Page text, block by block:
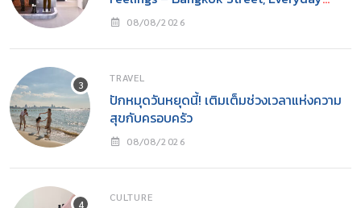
Cool08/08/2026
TRAVEL
ปักหมุดวันหยุดนี้! เติมเต็มช่วงเวลาแห่งความ
สุขกับครอบครัว
08/08/2026
CULTURE